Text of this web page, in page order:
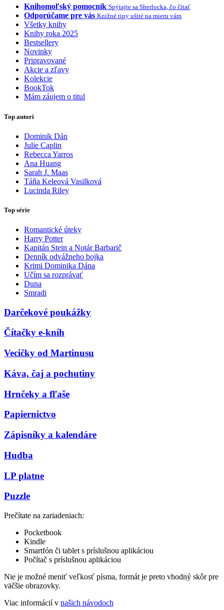
Knihomoľský pomocník Spýtajte sa Sherlocka, čo čítať
Odporúčame pre vás Knižné tipy ušité na mieru vám
Všetky knihy
Knihy roka 2025
Bestsellery
Novinky
Pripravované
Akcie a zľavy
Kolekcie
BookTok
Mám záujem o titul
Top autori
Dominik Dán
Julie Caplin
Rebecca Yarros
Ana Huang
Sarah J. Maas
Táňa Keleová Vasilková
Lucinda Riley
Top série
Romantické úteky
Harry Potter
Kapitán Stein a Notár Barbarič
Denník odvážneho bojka
Krimi Dominika Dána
Učím sa rozprávať
Duna
Smradi
Darčekové poukážky
Čítačky e-kníh
Vecičky od Martinusu
Káva, čaj a pochutiny
Hrnčeky a fľaše
Papiernictvo
Zápisníky a kalendáre
Hudba
LP platne
Puzzle
Prečítate na zariadeniach:
Pocketbook
Kindle
Smartfón či tablet s príslušnou aplikáciou
Počítač s príslušnou aplikáciou
Nie je možné meniť veľkosť písma, formát je preto vhodný skôr pre
väčšie obrazovky.
Viac informácií v našich návodoch